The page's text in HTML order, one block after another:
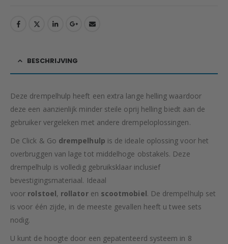
BESCHRIJVING
Deze drempelhulp heeft een extra lange helling waardoor
deze een aanzienlijk minder steile oprij helling biedt aan de
gebruiker vergeleken met andere drempeloplossingen.
De Click & Go drempelhulp is de ideale oplossing voor het
overbruggen van lage tot middelhoge obstakels. Deze
drempelhulp is volledig gebruiksklaar inclusief
bevestigingsmateriaal. Ideaal
voor rolstoel, rollator en scootmobiel. De drempelhulp set
is voor één zijde, in de meeste gevallen heeft u twee sets
nodig.
U kunt de hoogte door een gepatenteerd systeem in 8